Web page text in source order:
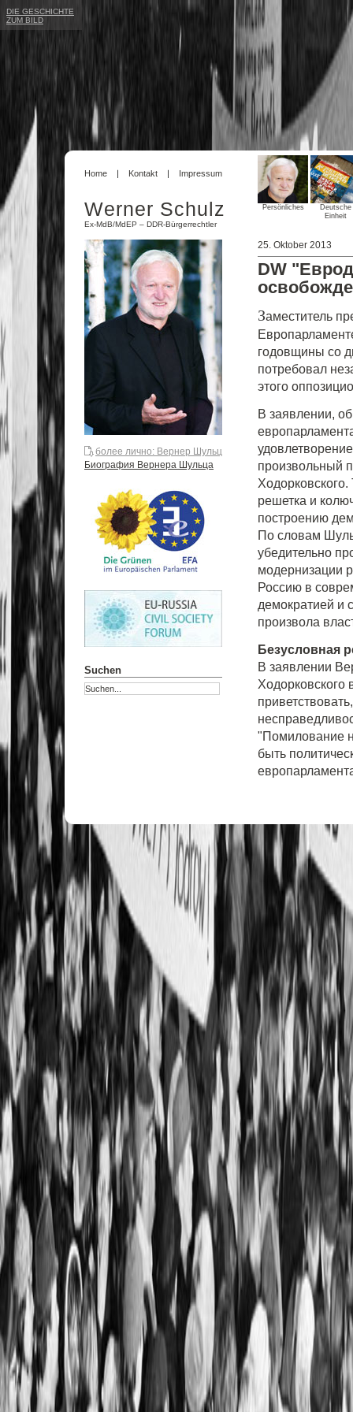
25. Oktober 2013
DW
Заместитель
годовщины со
потребовал
этого
В заявлении,
произвольный
решетка и
построению
По словам
убедительно
модернизации
Россию в
демократией и
произвола
Безусловная
В заявлении
"Помилование
быть
Home Kontakt Impressum
Werner Schulz
Ex-MdB/MdEP – DDR-Bürgerrechtler
более лично: Вернер Шульц
Биография Вернера Шульца
Suchen
Persönliches
Deutsche
Einheit
DIE GESCHICHTE
ZUM BILD